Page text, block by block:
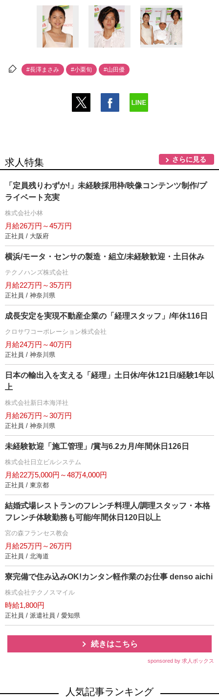
#長澤まさみ #小栗旬 #山田優
求人特集 さらに見る
「定員残りわずか!」未経験採用枠/映像コンテンツ制作/プ
ライベート充実
株式会社小林
月給26万円～45万円
正社員 / 大阪府
横浜/モータ・センサの製造・組立/未経験歓迎・土日休み
テクノハンズ株式会社
月給22万円～35万円
正社員 / 神奈川県
成長安定を実現不動産企業の「経理スタッフ」/年休116日
クロサワコーポレーション株式会社
月給24万円～40万円
正社員 / 神奈川県
日本の輸出入を支える「経理」土日休/年休121日/経験1年以
上
株式会社新日本海洋社
月給26万円～30万円
正社員 / 神奈川県
未経験歓迎「施工管理」/賞与6.2カ月/年間休日126日
株式会社日立ビルシステム
月給22万5,000円～48万4,000円
正社員 / 東京都
結婚式場レストランのフレンチ料理人/調理スタッフ・本格
フレンチ体験勤務も可能/年間休日120日以上
宮の森フランセス教会
月給25万円～26万円
正社員 / 北海道
寮完備で住み込みOK!カンタン軽作業のお仕事 denso aichi
株式会社テクノスマイル
時給1,800円
正社員 / 派遣社員 / 愛知県
続きはこちら
sponsored by 求人ボックス
人気記事ランキング